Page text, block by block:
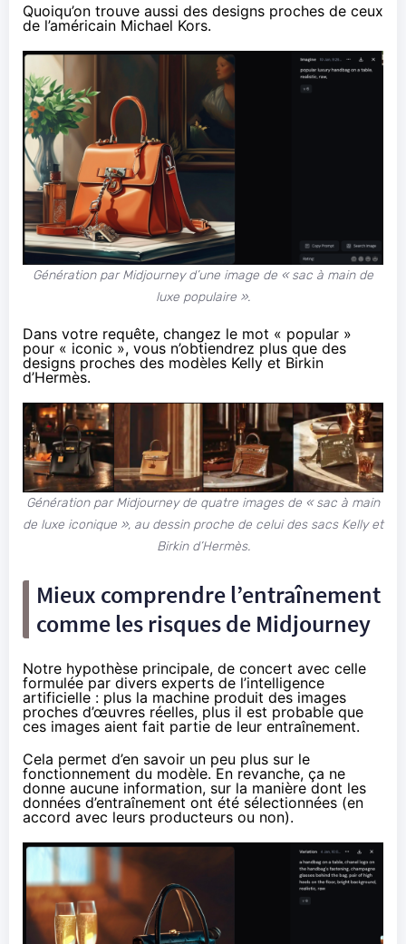
Quoiqu’on trouve aussi des designs proches de ceux
de l’américain Michael Kors.
Génération par Midjourney d’une image de « sac à main de
luxe populaire ».
Dans votre requête, changez le mot « popular »
pour « iconic », vous n’obtiendrez plus que des
designs proches des modèles Kelly et Birkin
d’Hermès.
Génération par Midjourney de quatre images de « sac à main
de luxe iconique », au dessin proche de celui des sacs Kelly et
Birkin d’Hermès.
Mieux comprendre l’entraînement
comme les risques de Midjourney
Notre hypothèse principale, de concert avec celle
formuléepar divers experts de l’intelligence
artificielle : plus la machine produit des images
proches d’œuvres réelles, plus il est probable que
ces images aient fait partie de leur entraînement.
Cela permet d’en savoir un peu plus sur le
fonctionnement du modèle. En revanche, ça ne
donne aucune information, sur la manière dont les
données d’entraînement ont été sélectionnées (en
accord avec leurs producteurs ou non).